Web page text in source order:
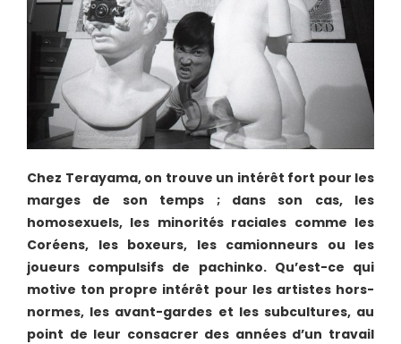
Chez Terayama, on trouve un intérêt fort pour les
marges de son temps ; dans son cas, les
homosexuels, les minorités raciales comme les
Coréens, les boxeurs, les camionneurs ou les
joueurs compulsifs de pachinko. Qu’est-ce qui
motive ton propre intérêt pour les artistes hors-
normes, les avant-gardes et les subcultures, au
point de leur consacrer des années d’un travail